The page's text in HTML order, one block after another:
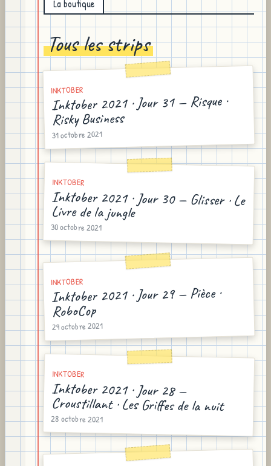
La boutique
Tous les strips
INKTOBER
Inktober 2021 · Jour 31 — Risque ·
Risky Business
31 octobre 2021
INKTOBER
Inktober 2021 · Jour 30 — Glisser · Le
Livre de la jungle
30 octobre 2021
INKTOBER
Inktober 2021 · Jour 29 — Pièce ·
RoboCop
29 octobre 2021
INKTOBER
Inktober 2021 · Jour 28 —
Croustillant · Les Griffes de la nuit
28 octobre 2021